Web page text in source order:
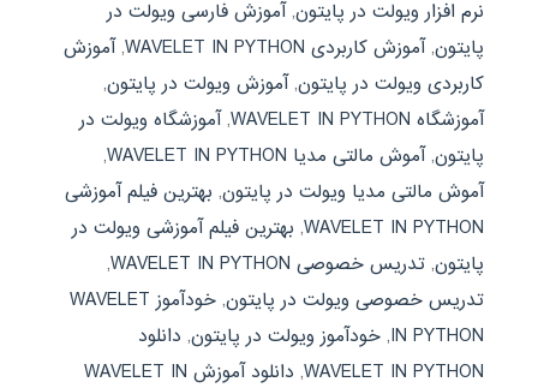
نرم افزار ویولت در پایتون,آموزش فارسی ویولت در
پایتون,آموزش کاربردی WAVELET IN PYTHON ,آموزش
کاربردی ویولت در پایتون,آموزش ویولت در پایتون,
آموزشگاه WAVELET IN PYTHON
,آموزشگاه ویولت در
پایتون,آموش مالتی مدیا WAVELET IN PYTHON
,
آموش مالتی مدیا ویولت در پایتون, بهترین فیلم آموزشی
WAVELET IN PYTHON
, بهترین فیلم آموزشی ویولت در
پایتون, تدریس خصوصی WAVELET IN PYTHON
,
تدریس خصوصی ویولت در پایتون,
خودآموز WAVELET
IN PYTHON
, خودآموز ویولت در پایتون, دانلود
WAVELET IN PYTHON
,
دانلود آموزش WAVELET IN